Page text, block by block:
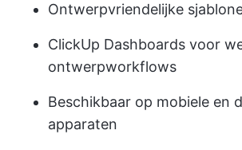
Ontwerpvriendelijke
ClickUp Dashboards voor
ontwerpworkflows
Beschikbaar op mobiele en
apparaten